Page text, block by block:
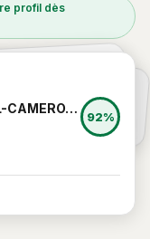
profil dès
Bam…
79%
CAMERO…
92%